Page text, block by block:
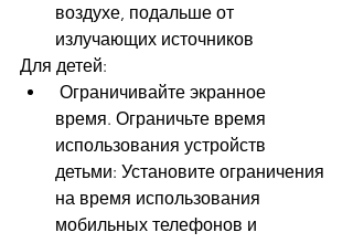
воздухе, подальше от
излучающих источников
Для детей:
время. Ограничьте время
использования устройств
детьми: Установите ограничения
на время использования
мобильных телефонов и